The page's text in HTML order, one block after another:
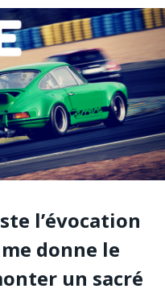
l’évocation
donne le
un sacré